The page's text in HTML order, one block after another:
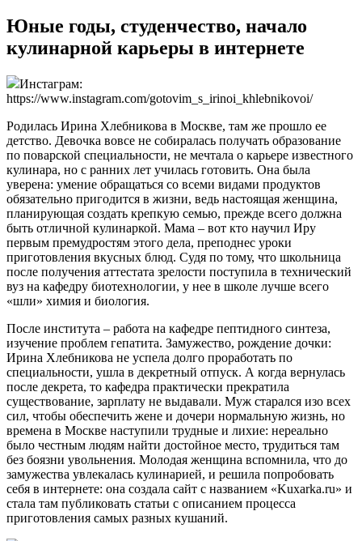
Юные годы, студенчество, начало
кулинарной карьеры в интернете
Инстаграм:
https://www.instagram.com/gotovim_s_irinoi_khlebnikovoi/
Родилась Ирина Хлебникова в Москве, там же прошло ее
детство. Девочка вовсе не собиралась получать образование
по поварской специальности, не мечтала о карьере известного
кулинара, но с ранних лет училась готовить. Она была
уверена: умение обращаться со всеми видами продуктов
обязательно пригодится в жизни, ведь настоящая женщина,
планирующая создать крепкую семью, прежде всего должна
быть отличной кулинаркой. Мама – вот кто научил Иру
первым премудростям этого дела, преподнес уроки
приготовления вкусных блюд. Судя по тому, что школьница
после получения аттестата зрелости поступила в технический
вуз на кафедру биотехнологии, у нее в школе лучше всего
«шли» химия и биология.
После института – работа на кафедре пептидного синтеза,
изучение проблем гепатита. Замужество, рождение дочки:
Ирина Хлебникова не успела долго проработать по
специальности, ушла в декретный отпуск. А когда вернулась
после декрета, то кафедра практически прекратила
существование, зарплату не выдавали. Муж старался изо всех
сил, чтобы обеспечить жене и дочери нормальную жизнь, но
времена в Москве наступили трудные и лихие: нереально
было честным людям найти достойное место, трудиться там
без боязни увольнения. Молодая женщина вспомнила, что до
замужества увлекалась кулинарией, и решила попробовать
себя в интернете: она создала сайт с названием «Kuхarka.ru» и
стала там публиковать статьи с описанием процесса
приготовления самых разных кушаний.